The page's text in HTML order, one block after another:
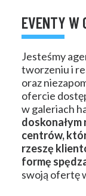
EVENTY W
Jesteśmy
tworzeniu i
oraz
ofercie
w galeriach
centrów,
rzeszę
formę
swoją ofertę